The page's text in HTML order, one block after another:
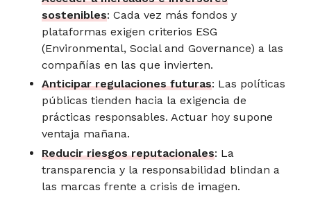
sostenibles: Cada vez más fondos y
plataformas exigen criterios ESG
(Environmental, Social and Governance) a las
compañías en las que invierten.
Anticipar regulaciones futuras: Las políticas
públicas tienden hacia la exigencia de
prácticas responsables. Actuar hoy supone
ventaja mañana.
Reducir riesgos reputacionales: La
transparencia y la responsabilidad blindan a
las marcas frente a crisis de imagen.